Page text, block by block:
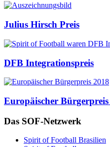
Auszeichnungen
Julius Hirsch Preis
DFB Integrationspreis
Europäischer Bürgerpreis
Das SOF-Netzwerk
Spirit of Football Brasilien